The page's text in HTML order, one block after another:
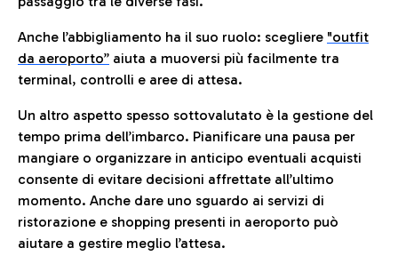
Anche l’abbigliamento ha il suo ruolo: scegliere "outfit
da aeroporto” aiuta a muoversi più facilmente tra
terminal, controlli e aree di attesa.
Un altro aspetto spesso sottovalutato è la gestione del
tempo prima dell’imbarco. Pianificare una pausa per
mangiare o organizzare in anticipo eventuali acquisti
consente di evitare decisioni affrettate all’ultimo
momento. Anche dare uno sguardo ai servizi di
ristorazione e shopping presenti in aeroporto può
aiutare a gestire meglio l’attesa.